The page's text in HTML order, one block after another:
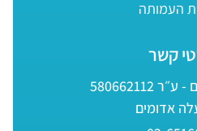
העמותה
קשר